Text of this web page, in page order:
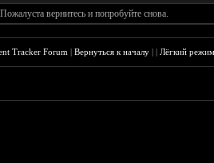
вернитесь и попробуйте снова.
Tracker Forum |Вернуться к началу ||Лёгкий